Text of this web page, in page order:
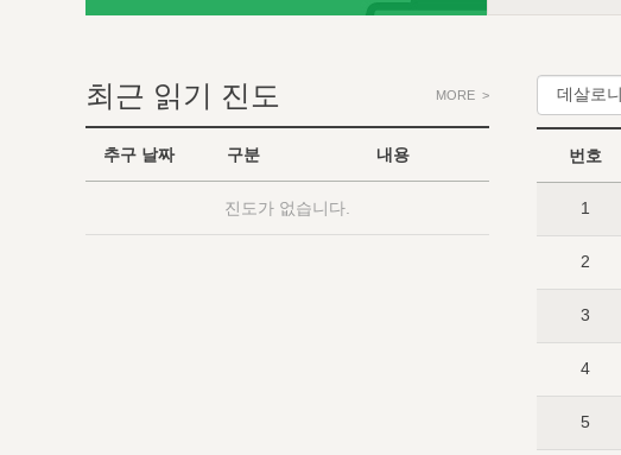
최근 읽기 진도 MORE >
추구 날짜 구분 내용
진도가 없습니다.
번호
1
2
3
4
5